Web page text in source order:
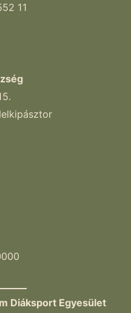
11
lelkipásztor
Diáksport Egyesület